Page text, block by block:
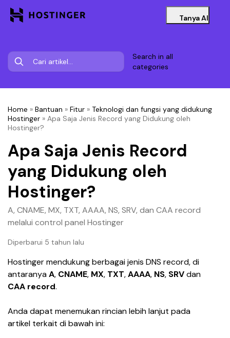
Tanya AI
Search in all
categories
Home » Bantuan » Fitur » Teknologi dan fungsi yang didukung
Hostinger » Apa Saja Jenis Record yang Didukung oleh
Hostinger?
Apa Saja Jenis Record
yang Didukung oleh
Hostinger?
A, CNAME, MX, TXT, AAAA, NS, SRV, dan CAA record
melalui control panel Hostinger
Diperbarui 5 tahun lalu
Hostinger mendukung berbagai jenis DNS record, di
antaranya A, CNAME, MX, TXT, AAAA, NS, SRV dan
CAA record.
Anda dapat menemukan rincian lebih lanjut pada
artikel terkait di bawah ini: